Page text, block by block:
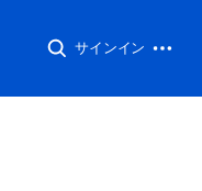
サインイン